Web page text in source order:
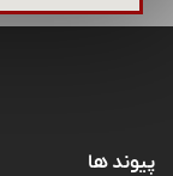
پیوند ها